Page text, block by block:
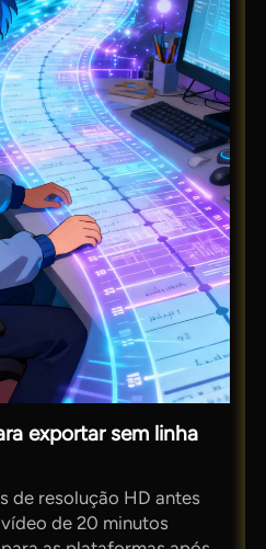
exportar sem linha
de resolução HD antes
de 20 minutos